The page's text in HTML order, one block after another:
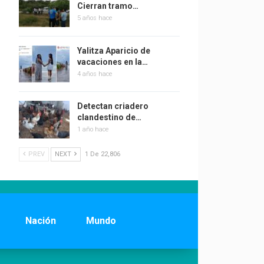
Cierran tramo…
5 años hace
Yalitza Aparicio de
vacaciones en la…
4 años hace
Detectan criadero
clandestino de…
1 año hace
PREV NEXT 1 De 22,806
Nación Mundo